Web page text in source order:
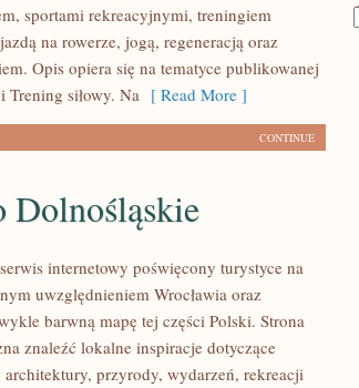
sportami rekreacyjnymi, treningiem
na rowerze, jogą, regeneracją oraz
Opis opiera się na tematyce publikowanej
Trening siłowy. Na [ Read More ]
CONTINUE
Dolnośląskie
internetowy poświęcony turystyce na
uwzględnieniem Wrocławia oraz
barwną mapę tej części Polski. Strona
znaleźć lokalne inspiracje dotyczące
przyrody, wydarzeń, rekreacji